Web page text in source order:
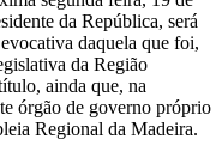
da República, será
daquela que foi,
da Região
ainda que, na
órgão de governo próprio
Regional da Madeira.